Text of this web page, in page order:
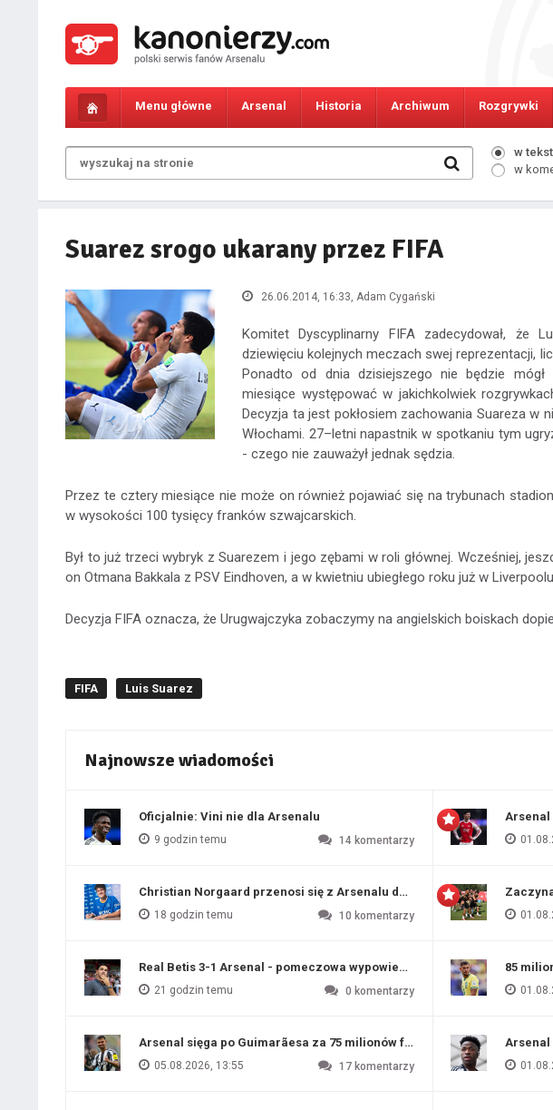
Menu główne Arsenal Historia Archiwum Rozgrywki
w
w
Suarez srogo ukarany przez FIFA
26.06.2014, 16:33, Adam Cygański
Komitet Dyscyplinarny FIFA zadecydował, że
dziewięciu kolejnych meczach swej reprezentacji,
Ponadto od dnia dzisiejszego nie będzie
miesiące występować w jakichkolwiek
Decyzja ta jest pokłosiem zachowania Suareza w
Włochami. 27–letni napastnik w spotkaniu tym
- czego nie zauważył jednak sędzia.
Przez te cztery miesiące nie może on również pojawiać się na trybunach
w wysokości 100 tysięcy franków szwajcarskich.
Był to już trzeci wybryk z Suarezem i jego zębami w roli głównej. Wcześniej,
on Otmana Bakkala z PSV Eindhoven, a w kwietniu ubiegłego roku już w
Decyzja FIFA oznacza, że Urugwajczyka zobaczymy na angielskich boiskach
FIFA Luis Suarez
Najnowsze wiadomości
Oficjalnie: Vini nie dla Arsenalu
9 godzin temu 14 komentarzy
Christian Norgaard przenosi się z Arsenalu do Evertonu
18 godzin temu 10 komentarzy
Real Betis 3-1 Arsenal - pomeczowa wypowiedź Artety
21 godzin temu 0 komentarzy
Arsenal sięga po Guimarãesa za 75 milionów funtów
05.08.2026, 13:55 17 komentarzy
Arsenal
85
Arsenal